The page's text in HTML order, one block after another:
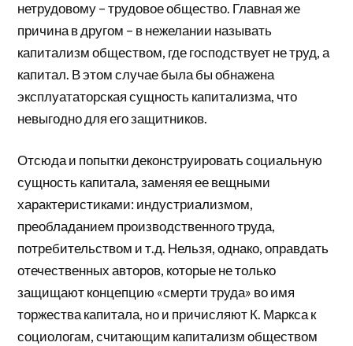
нетрудовому – трудовое общество. Главная же
причина в другом – в нежелании называть
капитализм обществом, где господствует не труд, а
капитал. В этом случае была бы обнажена
эксплуататорская сущность капитализма, что
невыгодно для его защитников.
Отсюда и попытки деконструировать социальную
сущность капитала, заменяя ее вещными
характеристиками: индустриализмом,
преобладанием производственного труда,
потребительством и т.д. Нельзя, однако, оправдать
отечественных авторов, которые не только
защищают концепцию «смерти труда» во имя
торжества капитала, но и причисляют К. Маркса к
социологам, считающим капитализм обществом